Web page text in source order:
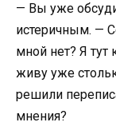
— Вы уже
истеричным. —
мной нет? Я тут
живу уже
решили
мнения?